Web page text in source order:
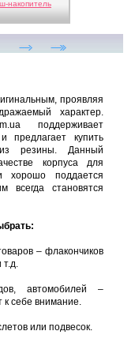
накопитель
проявляя
характер.
поддерживает
предлагает купить
резины. Данный
корпуса для
хорошо поддается
всегда становятся
– флакончиков
т.д.
автомобилей –
к себе внимание.
или подвесок.